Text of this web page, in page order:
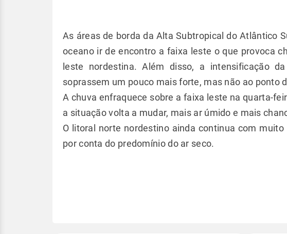
As áreas de borda da Alta Subtropical do Atlântico
oceano ir de encontro a faixa leste o que provoca
leste nordestina. Além disso, a intensificação
soprassem um pouco mais forte, mas não ao ponto
A chuva enfraquece sobre a faixa leste na quarta-
a situação volta a mudar, mais ar úmido e mais
O litoral norte nordestino ainda continua com
por conta do predomínio do ar seco.